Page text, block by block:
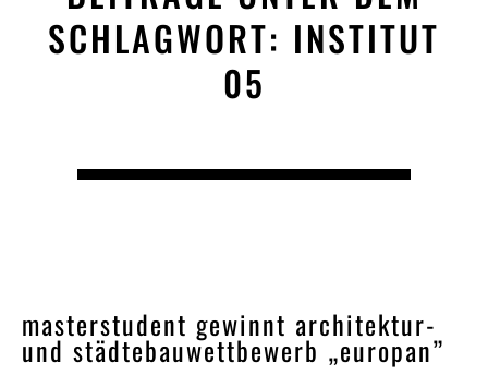
SCHLAGWORT: INSTITUT
05
masterstudent gewinnt architektur-
und städtebauwettbewerb „europan”